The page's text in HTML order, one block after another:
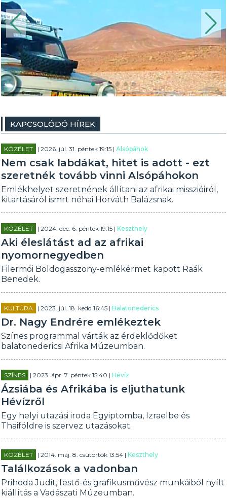
KAPCSOLÓDÓ HÍREK
KÖZÉLET | 2026. júl. 31. péntek 19:15 |Alsópáhok
Nem csak labdákat, hitet is adott - ezt
szeretnék tovább vinni Alsópáhokon
Emlékhelyet szeretnének állítani az afrikai misszióiról,
kitartásáról ismrt néhai Horváth Balázsnak.
KÖZÉLET | 2024. dec. 6. péntek 19:15 |Keszthely
Aki éleslátást ad az afrikai
nyomornegyedben
Filermói Boldogasszony-emlékérmet kapott Raák
Benedek.
KULTÚRA | 2023. júl. 18. kedd 16:45 |Balatonederics
Dr. Nagy Endrére emlékeztek
Színes programmal várták az érdeklődőket
balatonedericsi Afrika Múzeumban.
SZÍNES | 2023. ápr. 7. péntek 15:40 |Hévíz
Ázsiába és Afrikába is eljuthatunk
Hévízről
Egy helyi utazási iroda Egyiptomba, Izraelbe és
Thaiföldre is szervez utazásokat.
KÖZÉLET | 2014. máj. 8. csütörtök 13:54 |Keszthely
Találkozások a vadonban
Prihoda Judit, festő-és grafikusművész munkáiból nyílt
kiállítás a Vadászati Múzeumban.